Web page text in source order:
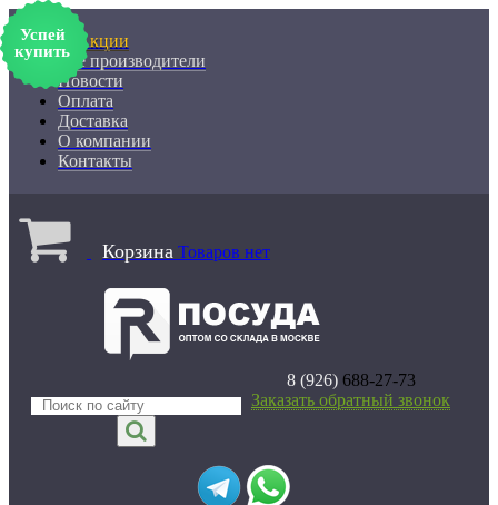
% Акции
Все производители
Новости
Оплата
Доставка
О компании
Контакты
Корзина Товаров нет
8 (926)688-27-73
Заказать обратный звонок
Успей
купить